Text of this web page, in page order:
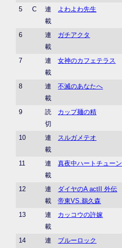
5 C
連
載
よわよわ先生
6
連
載
ガチアクタ
7
連
載
女神のカフェテラス
8
連
載
不滅のあなたへ
9
読
切
カップ麺の精
10
連
載
スルガメテオ
11
連
載
真夜中ハートチューン
12
連
載
ダイヤのA actII 外伝
帝東VS.鵜久森
13
連
載
カッコウの許嫁
14
連
ブルーロック